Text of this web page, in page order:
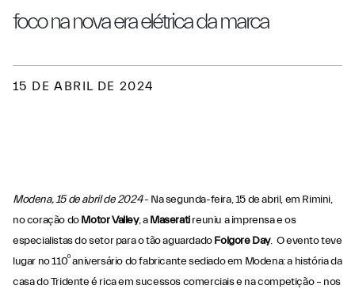
foco na nova era elétrica da marca
15 DE ABRIL DE 2024
Modena, 15 de abril de 2024- Na segunda-feira, 15 de abril, em Rimini,
no coração doMotor Valley, aMaseratireuniu a imprensa e os
especialistas do setor para o tão aguardadoFolgore Day. O evento teve
lugar no 110ºaniversário do fabricante sediado em Modena: a história da
casa do Tridente é rica em sucessos comerciais e na competição – nos